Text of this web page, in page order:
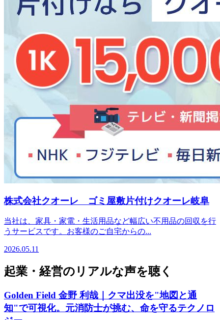
株式会社クオーレ ゴミ屋敷片付けクオーレ岐阜
当社は、家具・家電・生活用品など幅広い不用品の回収を行
うサービスです。お客様のご自宅からの...
2026.05.11
起業・経営のリアルな声を聴く
Golden Field 金野 利哉｜クマ出没を"地図と通
知"で可視化。元消防士が挑む、命を守るテクノロ